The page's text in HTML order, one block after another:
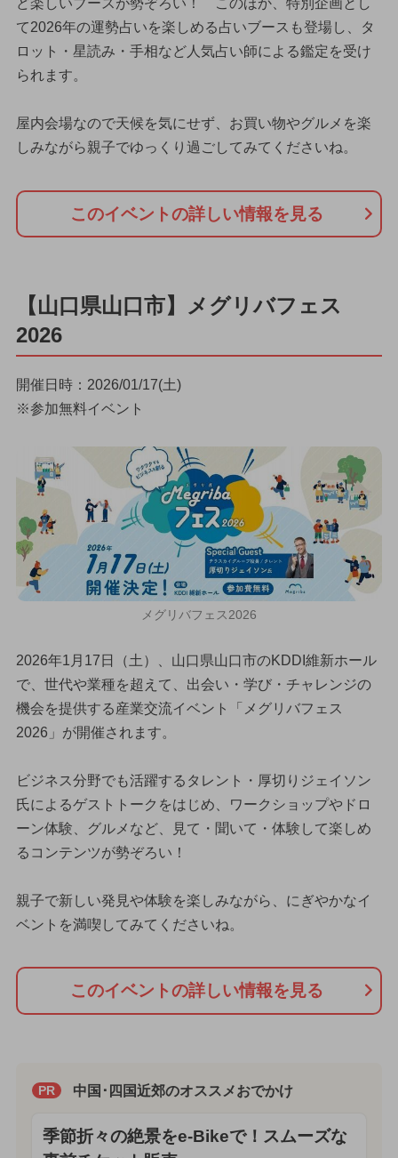
ど楽しいブースが勢ぞろい！ このほか、特別企画とし
て2026年の運勢占いを楽しめる占いブースも登場し、タ
ロット・星読み・手相など人気占い師による鑑定を受け
られます。
屋内会場なので天候を気にせず、お買い物やグルメを楽
しみながら親子でゆっくり過ごしてみてくださいね。
このイベントの詳しい情報を見る
【山口県山口市】メグリバフェス
2026
開催日時：2026/01/17(土)
※参加無料イベント
メグリバフェス2026
2026年1月17日（土）、山口県山口市のKDDI維新ホール
で、世代や業種を超えて、出会い・学び・チャレンジの
機会を提供する産業交流イベント「メグリバフェス
2026」が開催されます。
ビジネス分野でも活躍するタレント・厚切りジェイソン
氏によるゲストトークをはじめ、ワークショップやドロ
ーン体験、グルメなど、見て・聞いて・体験して楽しめ
るコンテンツが勢ぞろい！
親子で新しい発見や体験を楽しみながら、にぎやかなイ
ベントを満喫してみてくださいね。
このイベントの詳しい情報を見る
PR 中国･四国近郊のオススメおでかけ
季節折々の絶景をe-Bikeで！スムーズな